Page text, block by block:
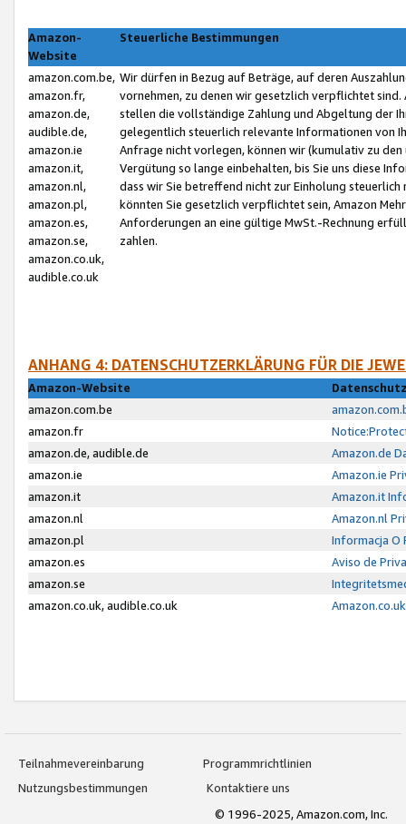
Amazon-
Website
Steuerliche Bestimmungen
amazon.com.be,
amazon.fr,
amazon.de,
audible.de,
amazon.ie
amazon.it,
amazon.nl,
amazon.pl,
amazon.es,
amazon.se,
amazon.co.uk,
audible.co.uk
Wir dürfen in Bezug auf Beträge, auf deren
vornehmen, zu denen wir gesetzlich verpflichtet
stellen die vollständige Zahlung und Abgeltung der
gelegentlich steuerlich relevante Informationen von
Anfrage nicht vorlegen, können wir (kumulativ zu
Vergütung so lange einbehalten, bis Sie uns diese
dass wir Sie betreffend nicht zur Einholung
könnten Sie gesetzlich verpflichtet sein, Amazon
Anforderungen an eine gültige MwSt.-Rechnung
zahlen.
ANHANG 4: DATENSCHUTZERKLÄRUNG FÜR DIE
Amazon-Website
amazon.com.be
amazon.fr
amazon.de, audible.de
Amazon.de
amazon.ie
Amazon.ie
amazon.it
Amazon.it
amazon.nl
Amazon.nl
amazon.pl
Informacja O
amazon.es
Aviso de
amazon.se
amazon.co.uk, audible.co.uk
Teilnahmevereinbarung
Programmrichtlinien
Nutzungsbestimmungen
Kontaktiere uns
© 1996-2025, Amazon.com, Inc.